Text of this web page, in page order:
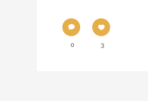
0 3